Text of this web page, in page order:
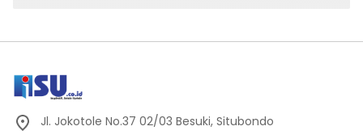
Jl. Jokotole No.37 02/03 Besuki, Situbondo